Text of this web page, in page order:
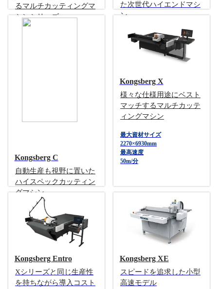
るマルチカッティングマ
シンシリーズ
た次世代ハイエンドマシ
ン
最大資材サイズ
3330×5520mm
最高速度
Kongsberg C
自動生産も視野に置いた
ハイスペックカッティン
グマシン
最大資材サイズ
3330×5330mm
最高速度
Kongsberg X
様々な仕様用途にベスト
マッチするマルチカッテ
ィングマシン
最大資材サイズ
2270×6930mm
最高速度
50m/分
Kongsberg Entro
Xシリーズと同じ生産性
を持ちながら導入コスト
Kongsberg XE
スピードを追求した小型
高速モデル